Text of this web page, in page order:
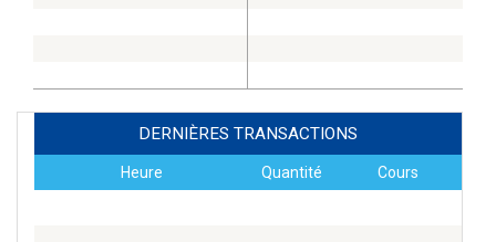
DERNIÈRES TRANSACTIONS
Heure Quantité Cours